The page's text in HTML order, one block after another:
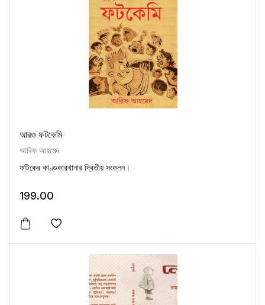
আরও ফটকেমি
আরিফ আহমেদ
ফটিকের কাণ্ডকারখানার দ্বিতীয় সংকলন।
199.00
Add to wishlist